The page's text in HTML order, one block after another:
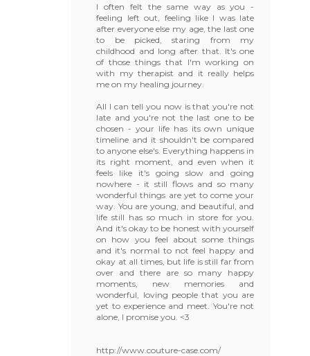
I often felt the same way as you -
feeling left out, feeling like I was late
after everyone else my age, the last one
to be picked, staring from my
childhood and long after that. It's one
of those things that I'm working on
with my therapist and it really helps
me on my healing journey.
All I can tell you now is that you're not
late and you're not the last one to be
chosen - your life has its own unique
timeline and it shouldn't be compared
to anyone else's. Everything happens in
its right moment, and even when it
feels like it's going slow and going
nowhere - it still flows and so many
wonderful things are yet to come your
way. You are young, and beautiful, and
life still has so much in store for you.
And it's okay to be honest with yourself
on how you feel about some things
and it's normal to not feel happy and
okay at all times, but life is still far from
over and there are so many happy
moments, new memories and
wonderful, loving people that you are
yet to experience and meet. You're not
alone, I promise you. <3
http://www.couture-case.com/